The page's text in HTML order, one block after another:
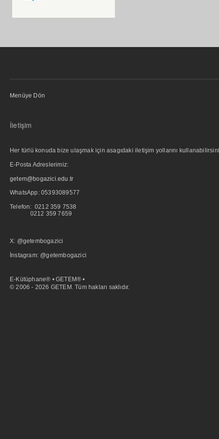
Menüye Dön
İletişim
Her türlü konuda bize ulaşmak için asagıdaki iletişim yollarını
E-Posta Adreslerimiz:
getem@bogazici.edu.tr
WhatsApp: 05393089577
Telefon: 0212 359 7538
0212 359 7659
X: @getembogazici
İnstagram: @getembogazici
E-Kütüphane® • GETEM® •
© 2006 - 2026 GETEM. Tüm hakları saklıdır.